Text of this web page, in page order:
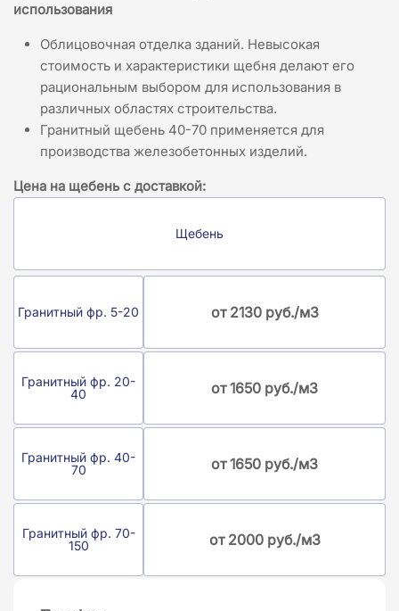
использования
Облицовочная отделка зданий. Невысокая
стоимость и характеристики щебня делают его
рациональным выбором для использования в
различных областях строительства.
Гранитный щебень 40-70 применяется для
производства железобетонных изделий.
Цена на щебень с доставкой:
Щебень
Гранитный фр. 5-20
Гранитный фр. 20-
40
Гранитный фр. 40-
70
Гранитный фр. 70-
150
от 2130 руб./м3
от 1650 руб./м3
от 1650 руб./м3
от 2000 руб./м3